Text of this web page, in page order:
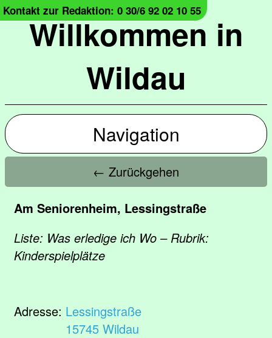
Willkommen in
Wildau
Kontakt zur Redaktion: 0 30/6 92 02 10 55
Navigation
← Zurückgehen
Am Seniorenheim, Lessingstraße
Liste: Was erledige ich Wo – Rubrik:
Kinderspielplätze
Adresse: Lessingstraße
15745 Wildau